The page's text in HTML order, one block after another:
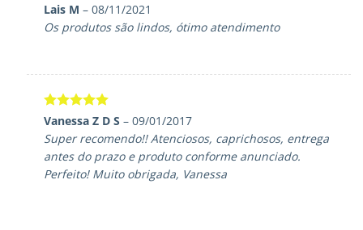
Avaliação5
Lais M– 08/11/2021
Os produtos são lindos, ótimo atendimento
Avaliação 5
Vanessa Z D S– 09/01/2017
Super recomendo!! Atenciosos, caprichosos, entrega
antes do prazo e produto conforme anunciado.
Perfeito! Muito obrigada, Vanessa